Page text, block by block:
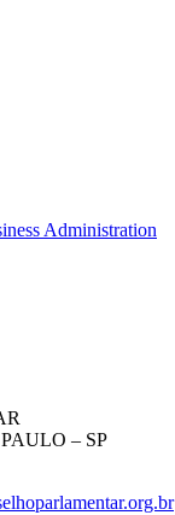
Administration
– SP